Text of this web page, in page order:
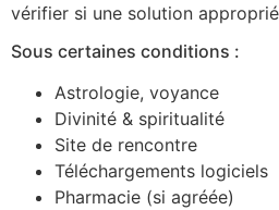
vérifier si une solution
Sous certaines conditions :
Astrologie, voyance
Divinité & spiritualité
Site de rencontre
Téléchargements logiciels
Pharmacie (si agréée)